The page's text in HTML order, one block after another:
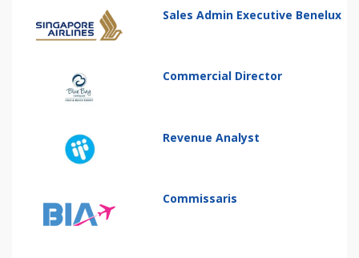
Sales Admin Executive Benelux
Commercial Director
Revenue Analyst
Commissaris